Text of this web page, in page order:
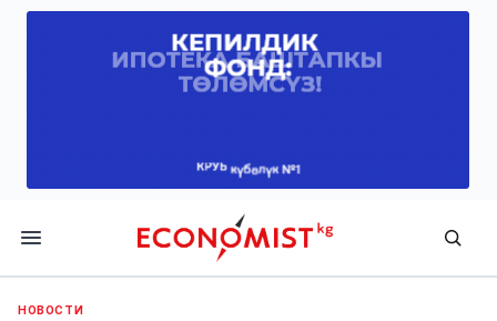
Economist.kg
НОВОСТИ